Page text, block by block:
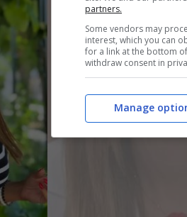
partners.
Some vendors may
interest, which you can
for a link at the bottom
withdraw consent in
Manage